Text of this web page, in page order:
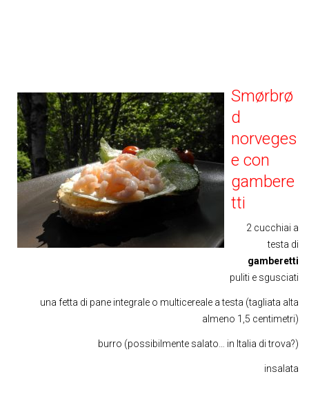
Smørbrø
d
norveges
e con
gambere
tti
2 cucchiai a
testa di
gamberetti
puliti e sgusciati
una fetta di pane integrale o multicereale a testa (tagliata alta
almeno 1,5 centimetri)
burro (possibilmente salato… in Italia di trova?)
insalata